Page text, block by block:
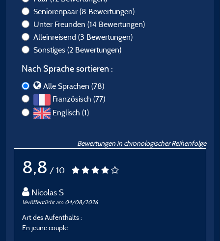
Seniorenpaar (8 Bewertungen)
Unter Freunden (14 Bewertungen)
Alleinreisend (3 Bewertungen)
Sonstiges (2 Bewertungen)
Nach Sprache sortieren :
Alle Sprachen (78)
Französisch (77)
Englisch (1)
Bewertungen in chronologischer Reihenfolge
8,8 / 10
Nicolas S
Veröffentlicht am 04/08/2026
Art des Aufenthalts :
En jeune couple